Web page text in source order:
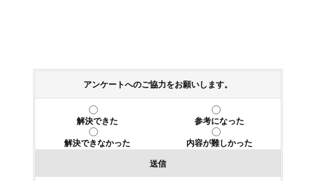
アンケートへのご協力をお願いします。
解決できた
参考になった
解決できなかった
内容が難しかった
送信